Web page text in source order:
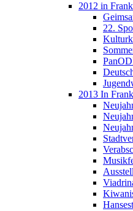
2012 in
22.
2013 In